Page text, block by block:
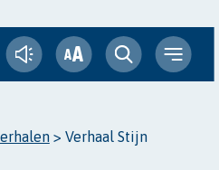
AA
> Verhaal Stijn